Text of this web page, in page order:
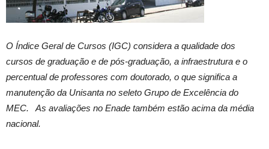
O Índice Geral de Cursos (IGC) considera a qualidade dos
cursos de graduação e de pós-graduação, a infraestrutura e o
percentual de professores com doutorado, o que significa a
manutenção da Unisanta no seleto Grupo de Excelência do
MEC. As avaliações no Enade também estão acima da média
nacional.